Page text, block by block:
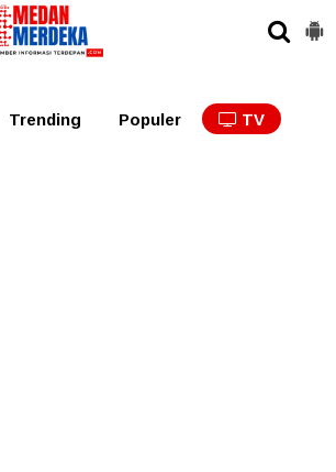
Tapanuli
Trending Populer TV